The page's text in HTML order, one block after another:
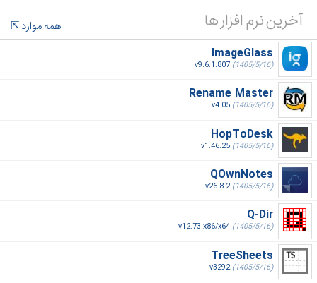
آخرین نرم افزار ها
همه موارد
ImageGlass
v9.6.1.807 (1405/5/16)
Rename Master
v4.05 (1405/5/16)
HopToDesk
v1.46.25 (1405/5/16)
QOwnNotes
v26.8.2(1405/5/16)
Q-Dir
v12.73 x86/x64 (1405/5/16)
TreeSheets
v3292(1405/5/16)